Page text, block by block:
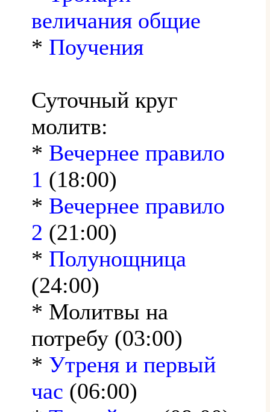
величания общие
* Поучения
Суточный круг
молитв:
* Вечернее правило
1 (18:00)
* Вечернее правило
2 (21:00)
* Полунощница
(24:00)
* Молитвы на
потребу (03:00)
* Утреня и первый
час (06:00)